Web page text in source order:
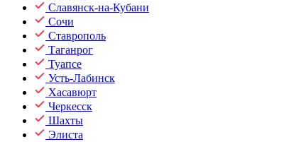
Славянск-на-Кубани
Сочи
Ставрополь
Таганрог
Туапсе
Усть-Лабинск
Хасавюрт
Черкесск
Шахты
Элиста